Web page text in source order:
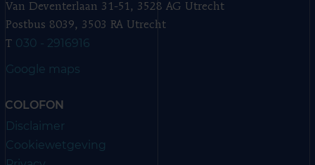
Van Deventerlaan 31-51, 3528 AG Utrecht
Postbus 8039, 3503 RA Utrecht
T 030 - 2916916
Google maps
COLOFON
Disclaimer
Cookiewetgeving